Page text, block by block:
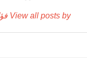
View all posts by فؤاد الكرمي →